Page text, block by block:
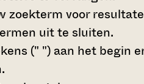
zoekterm voor
uit te sluiten.
(" ") aan het begin